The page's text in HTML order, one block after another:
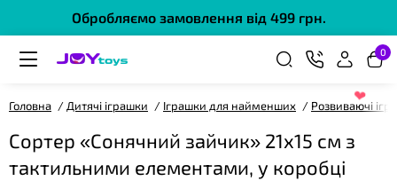
Обробляємо замовлення від 499 грн.
0
Головна Дитячі іграшки Іграшки для найменших Розвиваючі
Сортер «Сонячний зайчик» 21х15 см з
тактильними елементами, у коробці
❤